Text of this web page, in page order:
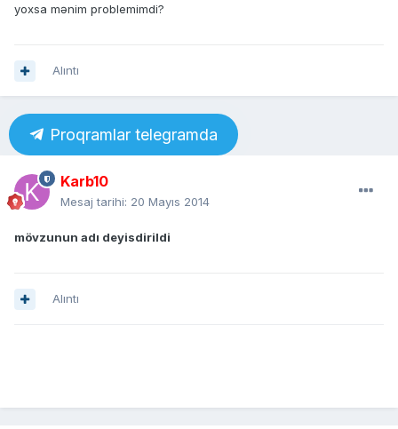
yoxsa mənim problemimdi?
Alıntı
Proqramlar telegramda
Karb10
Mesaj tarihi: 20 Mayıs 2014
mövzunun adı deyisdirildi
Alıntı